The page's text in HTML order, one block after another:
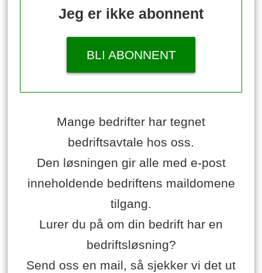
Jeg er ikke abonnent
BLI ABONNENT
Mange bedrifter har tegnet
bedriftsavtale hos oss.
Den løsningen gir alle med e-post
inneholdende bedriftens maildomene
tilgang.
Lurer du på om din bedrift har en
bedriftsløsning?
Send oss en mail, så sjekker vi det ut